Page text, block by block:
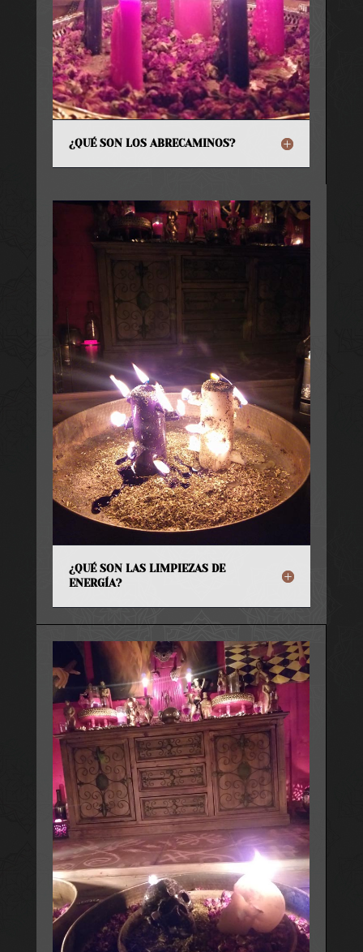
¿QUÉ SON LOS ABRECAMINOS?
¿QUÉ SON LAS LIMPIEZAS DE
ENERGÍA?